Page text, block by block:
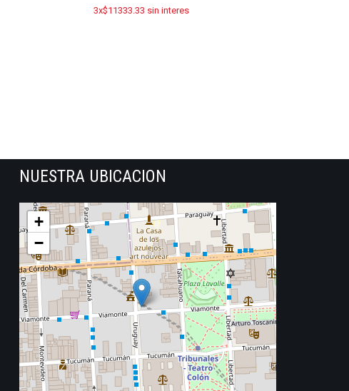
3x$11333.33 sin interes
NUESTRA UBICACION
+
−